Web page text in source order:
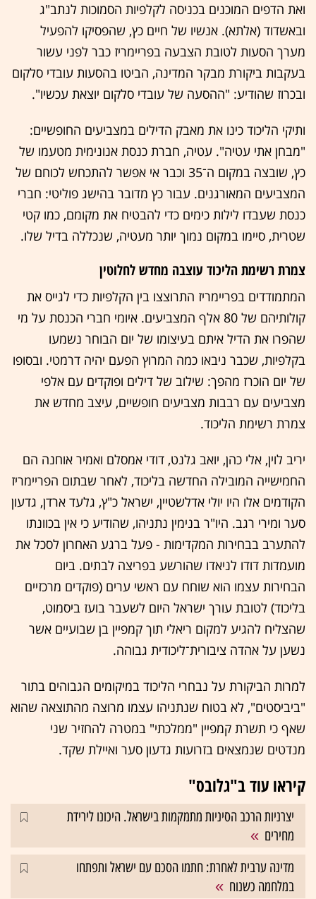
ואת הדפים המוכנים בכניסה לקלפיות הסמוכות לנתב"ג
ובאשדוד (אלתא). אנשיו של חיים כץ, שהפסיקו להפעיל
מערך הסעות לטובת הצבעה בפריימריז כבר לפני עשור
בעקבות ביקורת מבקר המדינה, הביטו בהסעות עובדי סלקום
ובכרוז שהודיע: "ההסעה של עובדי סלקום יוצאת עכשיו".
ותיקי הליכוד כינו את מאבק הדילים במצביעים החופשיים:
"מבחן אתי עטיה". עטיה, חברת כנסת אנונימית מטעמו של
כץ, שובצה במקום ה־35 וכבר אי אפשר להתכחש לכוחם של
המצביעים המאורגנים. עבור כץ מדובר בהישג פוליטי: חברי
כנסת שעבדו לילות כימים כדי להבטיח את מקומם, כמו קטי
שטרית, סיימו במקום נמוך יותר מעטיה, שנכללה בדיל שלו.
צמרת רשימת הליכוד עוצבה מחדש לחלוטין
המתמודדים בפריימריז התרוצצו בין הקלפיות כדי לגייס את
קולותיהם של 80 אלף המצביעים. איומי חברי הכנסת על מי
שהפרו את הדיל איתם בעיצומו של יום הבוחר נשמעו
בקלפיות, שכבר ניבאו כמה המרוץ הפעם יהיה דרמטי. ובסופו
של יום הוכרז מהפך: שילוב של דילים ופוקדים עם אלפי
מצביעים עם רבבות מצביעים חופשיים, עיצב מחדש את
צמרת רשימת הליכוד.
יריב לוין, אלי כהן, יואב גלנט, דודי אמסלם ואמיר אוחנה הם
החמישייה המובילה החדשה בליכוד, לאחר שבתום הפריימריז
הקודמים אלו היו יולי אדלשטיין, ישראל כ"ץ, גלעד ארדן, גדעון
סער ומירי רגב. היו"ר בנימין נתניהו, שהודיע כי אין בכוונתו
להתערב בבחירות המקדימות - פעל ברגע האחרון לסכל את
מועמדות דודו לניאדו שהורשע בפריצה לבתים. ביום
הבחירות עצמו הוא שוחח עם ראשי ערים (פוקדים מרכזיים
בליכוד) לטובת עורך ישראל היום לשעבר בועז ביסמוט,
שהצליח להגיע למקום ריאלי תוך קמפיין בן שבועיים אשר
נשען על אהדה ציבורית־ליכודית גבוהה.
למרות הביקורת על נבחרי הליכוד במיקומים הגבוהים בתור
"ביביסטים", לא בטוח שנתניהו עצמו מרוצה מהתוצאה שהוא
שאף כי תשרת קמפיין "ממלכתי" במטרה להחזיר שני
מנדטים שנמצאים בזרועות גדעון סער ואיילת שקד.
קיראו עוד ב"גלובס"
יצרניות הרכב הסיניות מתמקמות בישראל. היכונו לירידת
מחירים
מדינה ערבית לאחרת: חתמו הסכם עם ישראל ותפתחו
במלחמה כשנוח